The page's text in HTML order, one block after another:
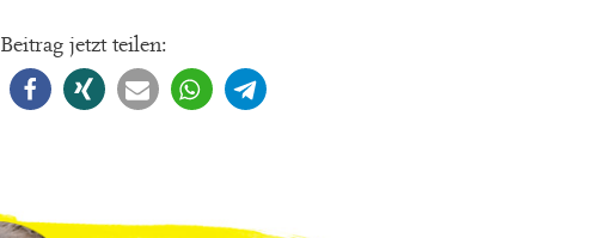
Beitrag jetzt teilen: